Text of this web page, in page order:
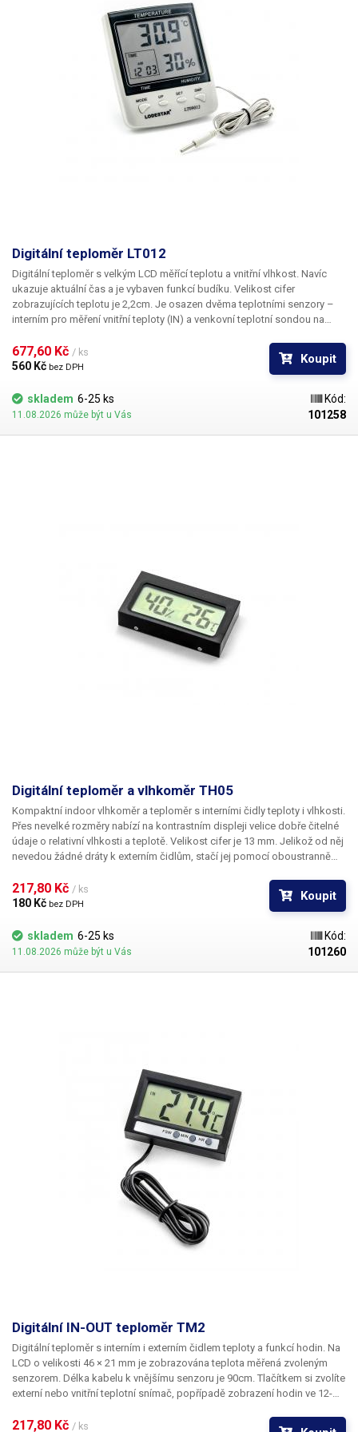
indikace slabé baterie (9V), či funkce detekce vadného termočlánku.
Termočlánek je v případě poškození vyměnitelný za jiný, který je
zakončený klasickým konektorem K. Součástí je i úsporný režim, který
automaticky vypíná teploměr po nastaveném čase. Nechybí ani
pokročilé funkce jako je kalibrace teploměru či možnost zaheslování.
Digitální teploměr LT012
Digitální teploměr s velkým LCD měřící teplotu a vnitřní vlhkost. Navíc
ukazuje aktuální čas a je vybaven funkcí budíku. Velikost cifer
zobrazujících teplotu je 2,2cm. Je osazen dvěma teplotními senzory –
interním pro měření vnitřní teploty (IN) a venkovní teplotní sondou na
pouze jedna s měřených teplot IN,OUT. Volba používaného čidla se
provede přepínačem na zadní straně přístroje. Měřená relativní vlhkost je
677,60 Kč / ks
560 Kč bez DPH
Koupit
skladem 6-25 ks
11.08.2026 může být u Vás
Kód:
101258
Digitální teploměr a vlhkoměr TH05
Kompaktní indoor vlhkoměr a teploměr s interními čidly teploty i vlhkosti.
Přes nevelké rozměry nabízí na kontrastním displeji velice dobře čitelné
údaje o relativní vlhkosti a teplotě. Velikost cifer je 13 mm. Jelikož od něj
nevedou žádné dráty k externím čidlům, stačí jej pomocí oboustranně
217,80 Kč / ks
180 Kč bez DPH
Koupit
skladem 6-25 ks
11.08.2026 může být u Vás
Kód:
101260
Digitální IN-OUT teploměr TM2
Digitální teploměr s interním i externím čidlem teploty a funkcí hodin. Na
LCD o velikosti 46 × 21 mm je zobrazována teplota měřená zvoleným
senzorem. Délka kabelu k vnějšímu senzoru je 90cm. Tlačítkem si zvolíte
externí nebo vnitřní teplotní snímač, popřípadě zobrazení hodin ve 12-
217,80 Kč / ks